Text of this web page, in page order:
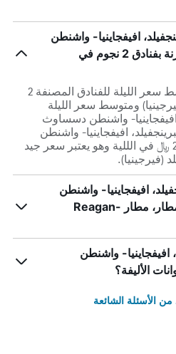
في موتل 6 سبرينجفيلد، افيفجاينيا- واشنطن
دسساوث ويست قابلة للمقارنة بفنادق 2 نجوم في
هناك فرق يبلغ 32% في متوسط ​​سعر الليلة للفنادق المصنفة 2
ومتوسط ​​سعر الليلة
افيفجاينيا- واشنطن دسساوث
السعر في موتل 6 سبرينجفيلد، افيفجاينيا- واشنطن
دسساوث ويست هو فقط 271 ﷼ في الللية وهو يعتبر سعر جيد
(فيرجينيا).
6 سبرينجفيلد، افيفجاينيا- واشنطن
دسساوث ويست من أقرب مطار، مطار Reagan-
افيفجاينيا- واشنطن
الأليفة؟
الأسئلة الشائعة